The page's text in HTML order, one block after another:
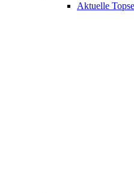
Aktuelle